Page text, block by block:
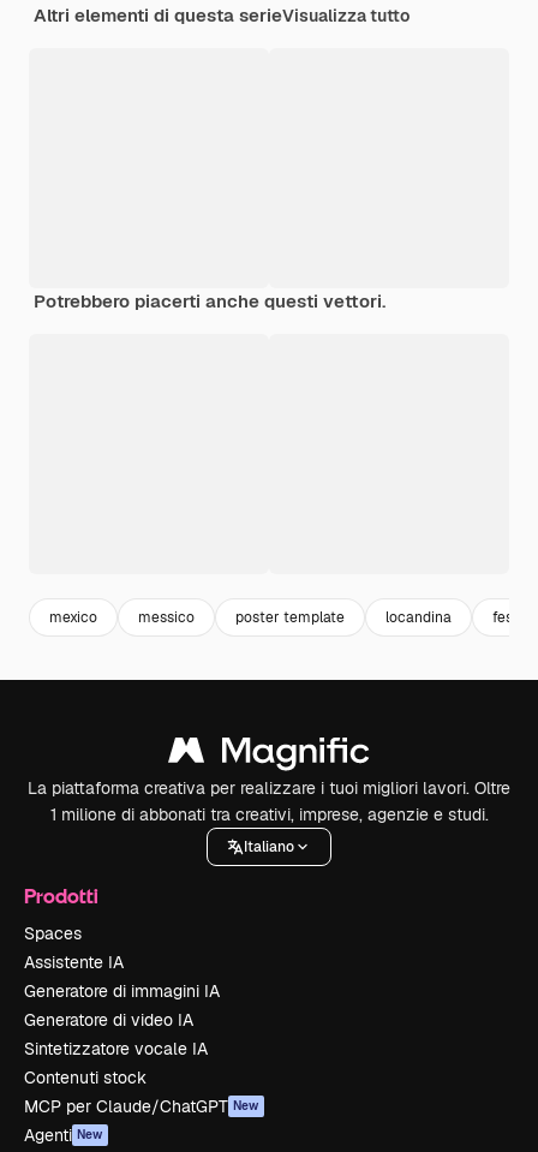
Altri elementi di questa serieVisualizza tutto
Potrebbero piacerti anche questi vettori.
mexico messico poster template locandina
La piattaforma creativa per realizzare i tuoi migliori lavori. Oltre
1 milione di abbonati tra creativi, imprese, agenzie e studi.
Italiano
Prodotti
Spaces
Assistente IA
Generatore di immagini IA
Generatore di video IA
Sintetizzatore vocale IA
Contenuti stock
MCP per Claude/ChatGPT New
Agenti New